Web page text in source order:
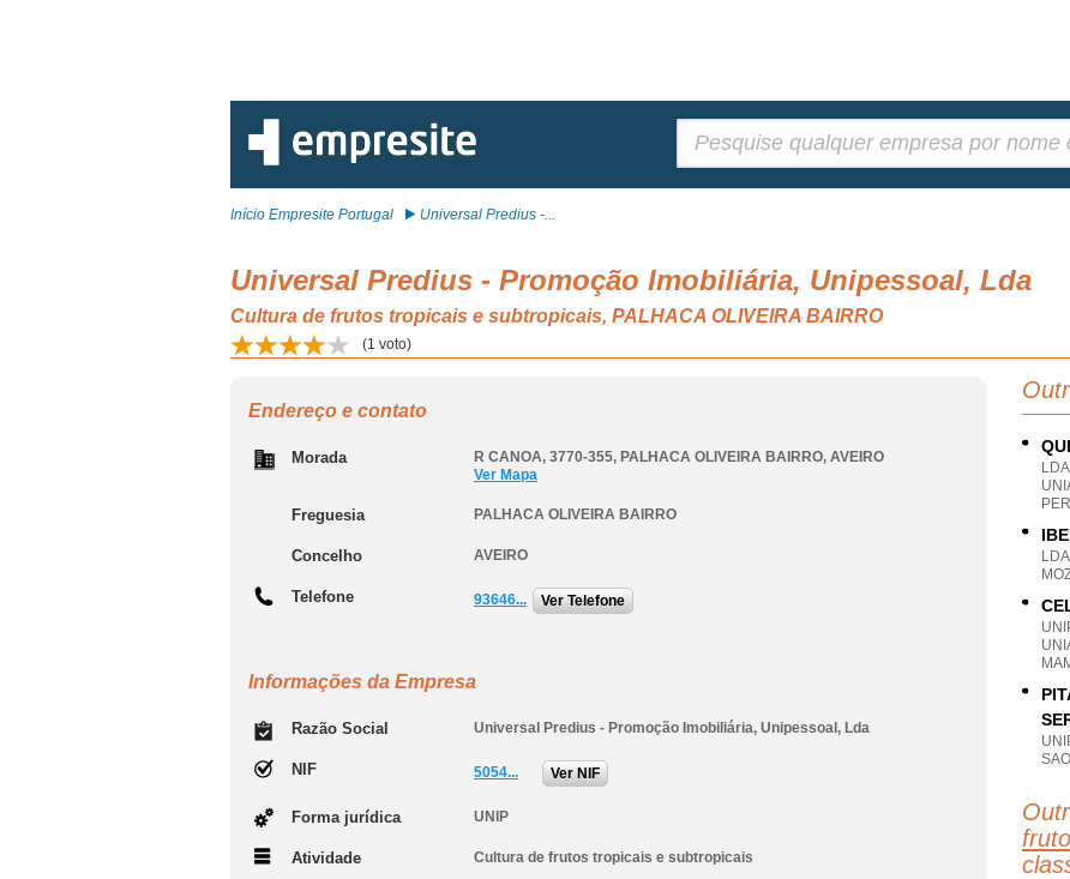
Início Empresite Portugal Universal Predius -...
Universal Predius - Promoção Imobiliária, Unipessoal, Lda
Cultura de frutos tropicais e subtropicais, PALHACA OLIVEIRA BAIRRO
(1 voto)
Endereço e contato
Morada R CANOA, 3770-355, PALHACA OLIVEIRA BAIRRO, AVEIRO
Ver Mapa
Freguesia PALHACA OLIVEIRA BAIRRO
Concelho AVEIRO
Telefone 93646... Ver Telefone
Informações da Empresa
Razão Social Universal Predius - Promoção Imobiliária, Unipessoal, Lda
NIF 5054... Ver NIF
Forma jurídica UNIP
Atividade Cultura de frutos tropicais e subtropicais
LDA
LDA